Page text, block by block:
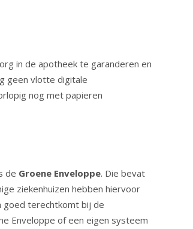
in de apotheek te garanderen en
geen vlotte digitale
nog met papieren
de Groene Enveloppe. Die bevat
ziekenhuizen hebben hiervoor
goed terechtkomt bij de
Enveloppe of een eigen systeem